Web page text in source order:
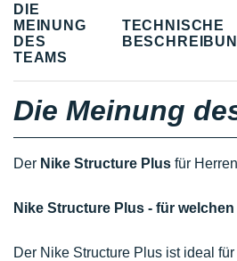
DIE
MEINUNG
DES
TEAMS
TECHNISCHE
Die Meinung
Der Nike Structure Plus für
Nike Structure Plus - für
Der Nike Structure Plus ist ideal